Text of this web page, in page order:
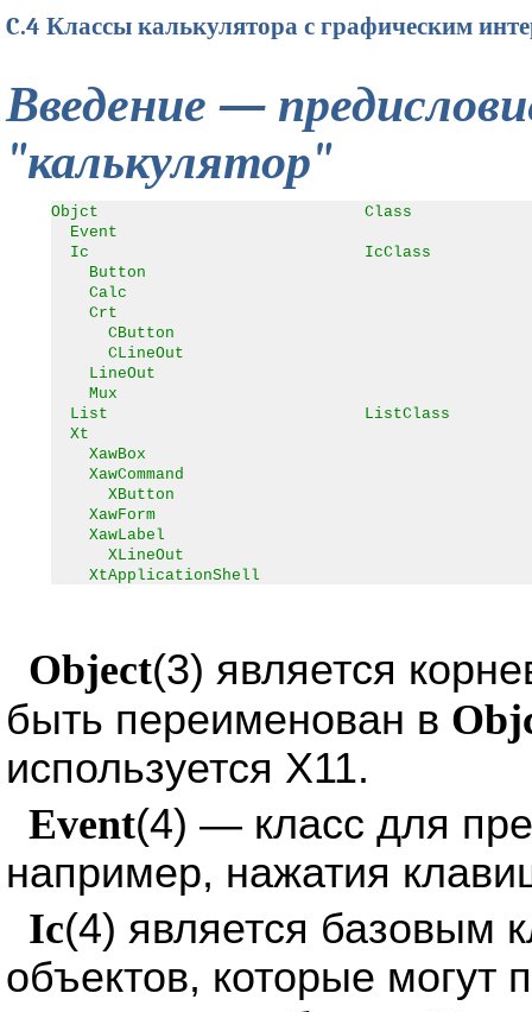
C.4 Классы калькулятора с графическим
Введение —
"калькулятор"
Objct Class
Event
Ic IcClass
Button
Calc
Crt
CButton
CLineOut
LineOut
Mux
List ListClass
Xt
XawBox
XawCommand
XButton
XawForm
XawLabel
XLineOut
XtApplicationShell
Object(3) является
быть переименован в
используется X11.
Event(4) — класс для
например, нажатия
Ic(4) является базовым
объектов, которые могут